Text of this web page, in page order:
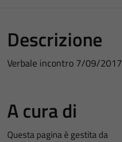
Descrizione
Verbale incontro 7/09/2017
A cura di
Questa pagina è gestita da